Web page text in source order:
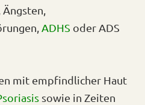
ADHS oder ADS
mit empfindlicher Haut
sowie in Zeiten